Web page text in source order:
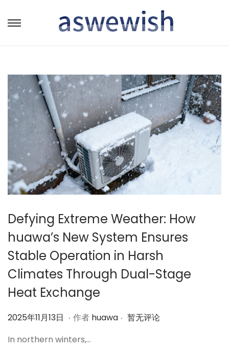
转
航
跳
容
Defying Extreme Weather: How
huawa’s New System Ensures
Stable Operation in Harsh
Climates Through Dual-Stage
Heat Exchange
作
2025年11月13日 2
2
. 作者 huawa . 暂无评论
In northern winters,…